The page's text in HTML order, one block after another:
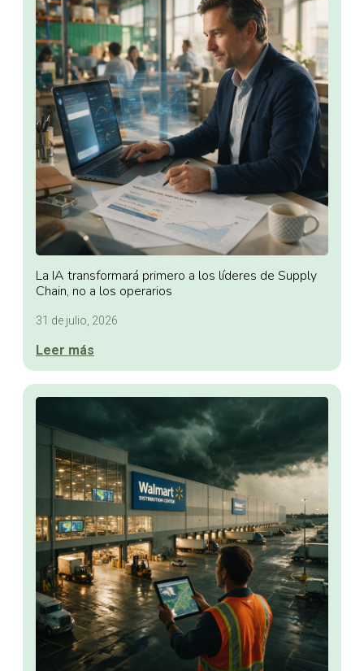
La IA transformará primero a los líderes de Supply
Chain, no a los operarios
31 de julio, 2026
Leer más